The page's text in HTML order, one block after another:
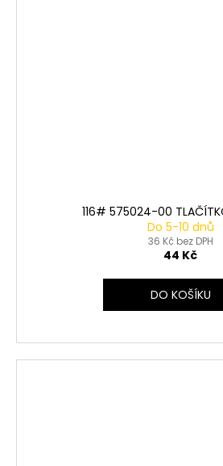
116# 575024-00
Do 5-10 dnů
36 Kč bez DPH
44 Kč
DO KOŠÍKU